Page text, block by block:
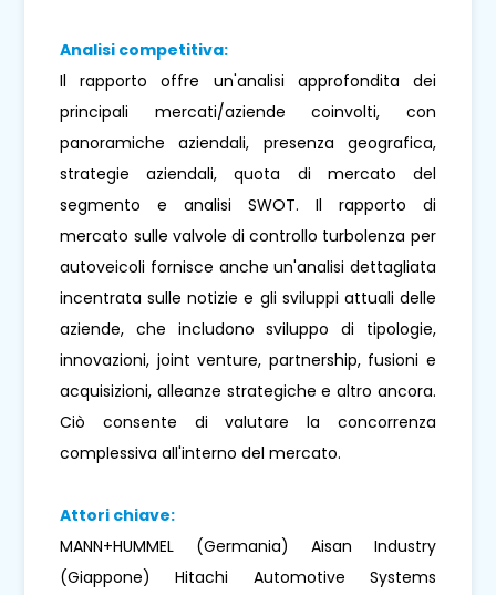
Analisi competitiva:
Il rapporto offre un'analisi approfondita dei
principali mercati/aziende coinvolti, con
panoramiche aziendali, presenza geografica,
strategie aziendali, quota di mercato del
segmento e analisi SWOT. Il rapporto di
mercato sulle valvole di controllo turbolenza per
autoveicoli fornisce anche un'analisi dettagliata
incentrata sulle notizie e gli sviluppi attuali delle
aziende, che includono sviluppo di tipologie,
innovazioni, joint venture, partnership, fusioni e
acquisizioni, alleanze strategiche e altro ancora.
Ciò consente di valutare la concorrenza
complessiva all'interno del mercato.
Attori chiave:
MANN+HUMMEL (Germania) Aisan Industry
(Giappone) Hitachi Automotive Systems